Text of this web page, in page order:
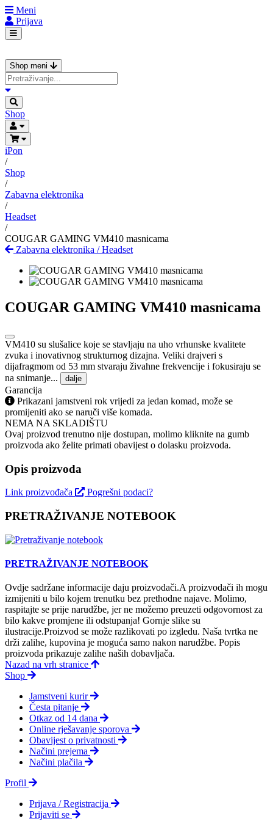
Meni
Prijava
Shop meni
Shop
iPon
/
Shop
/
Zabavna elektronika
/
Headset
/
COUGAR GAMING VM410 masnicama
Zabavna elektronika /Headset
COUGAR GAMING VM410 masnicama
VM410 su slušalice koje se stavljaju na uho vrhunske kvalitete
zvuka i inovativnog strukturnog dizajna. Veliki drajveri s
dijafragmom od 53 mm stvaraju živahne frekvencije i fokusiraju se
na snimanje...
dalje
Garancija
Prikazani jamstveni rok vrijedi za jedan komad, može se
promijeniti ako se naruči više komada.
NEMA NA SKLADIŠTU
Ovaj proizvod trenutno nije dostupan, molimo kliknite na gumb
proizvoda ako želite primati obavijest o dolasku proizvoda.
Opis proizvoda
Link proizvođača Pogrešni podaci?
PRETRAŽIVANJE NOTEBOOK
PRETRAŽIVANJE NOTEBOOK
Ovdje sadržane informacije daju proizvodači.A proizvodači ih mogu
izmijeniti u bilo kojem trenutku bez prethodne najave. Molimo,
raspitajte se prije narudžbe, jer ne možemo preuzeti odgovornost za
bilo kakve promjene ili odstupanja! Gornje slike su
ilustracije.Proizvod se može razlikovati po izgledu. Naša tvrtka ne
drži zalihe, kupovina je moguća samo nakon narudžbe. Popis
proizvoda prikazuje zalihe naših dobavljača.
Nazad na vrh stranice
Shop
Jamstveni kurir
Česta pitanje
Otkaz od 14 dana
Online rješavanje sporova
Obavijest o privatnosti
Načini prejema
Načini plačila
Profil
Prijava / Registracija
Prijaviti se